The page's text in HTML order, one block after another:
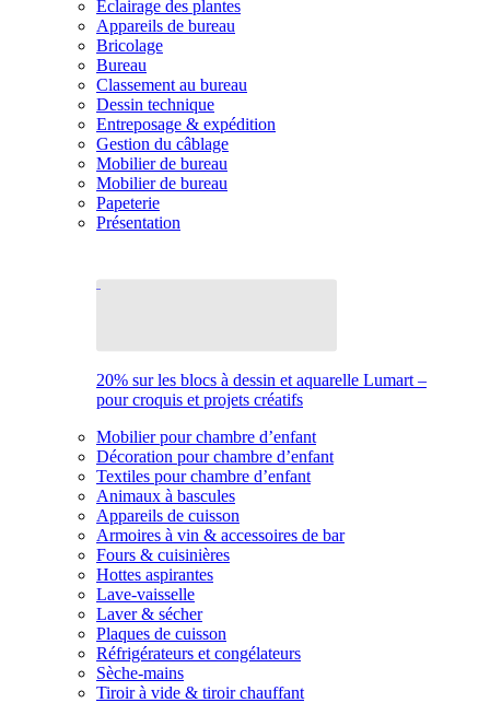
Éclairage des plantes
Appareils de bureau
Bricolage
Bureau
Classement au bureau
Dessin technique
Entreposage & expédition
Gestion du câblage
Mobilier de bureau
Mobilier de bureau
Papeterie
Présentation
20% sur les blocs à dessin et aquarelle Lumart –
pour croquis et projets créatifs
Mobilier pour chambre d’enfant
Décoration pour chambre d’enfant
Textiles pour chambre d’enfant
Animaux à bascules
Appareils de cuisson
Armoires à vin & accessoires de bar
Fours & cuisinières
Hottes aspirantes
Lave-vaisselle
Laver & sécher
Plaques de cuisson
Réfrigérateurs et congélateurs
Sèche-mains
Tiroir à vide & tiroir chauffant